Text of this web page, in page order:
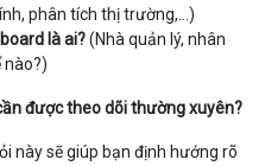
phân tích thị trường,...)
là ai?(Nhà quản lý, nhân
nào?)
được theo dõi thường xuyên?
này sẽ giúp bạn định hướng rõ